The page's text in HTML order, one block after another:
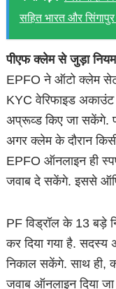
सहित भारत और
पीएफ क्लेम से जुड़ा नियम
EPFO ने ऑटो क्लेम
KYC वेरिफाइड
अप्रूव्ड किए जा सकेंगे.
अगर क्लेम के दौरान
EPFO ऑनलाइन ही
जवाब दे सकेंगे. इससे
PF विड्रॉल के 13 बड़े
कर दिया गया है.
निकाल सकेंगे. साथ ही,
जवाब ऑनलाइन दिया